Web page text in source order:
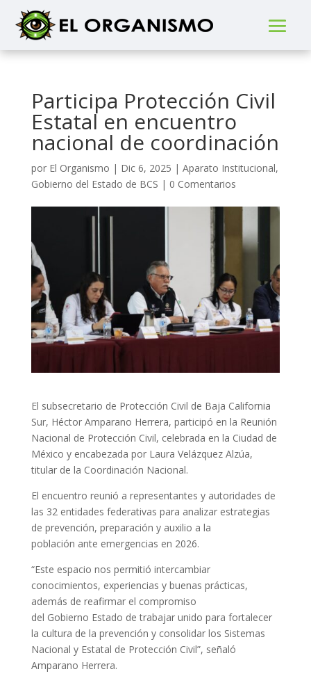
Participa Protección Civil
Estatal en encuentro
nacional de coordinación
por El Organismo | Dic 6, 2025 | Aparato Institucional,
Gobierno del Estado de BCS | 0 Comentarios
El subsecretario de Protección Civil de Baja California
Sur, Héctor Amparano Herrera, participó en la Reunión
Nacional de Protección Civil, celebrada en la Ciudad de
México y encabezada por Laura Velázquez Alzúa,
titular de la Coordinación Nacional.
El encuentro reunió a representantes y autoridades de
las 32 entidades federativas para analizar estrategias
de prevención, preparación y auxilio a la
población ante emergencias en 2026.
“Este espacio nos permitió intercambiar
conocimientos, experiencias y buenas prácticas,
además de reafirmar el compromiso
del Gobierno Estado de trabajar unido para fortalecer
la cultura de la prevención y consolidar los Sistemas
Nacional y Estatal de Protección Civil”, señaló
Amparano Herrera.